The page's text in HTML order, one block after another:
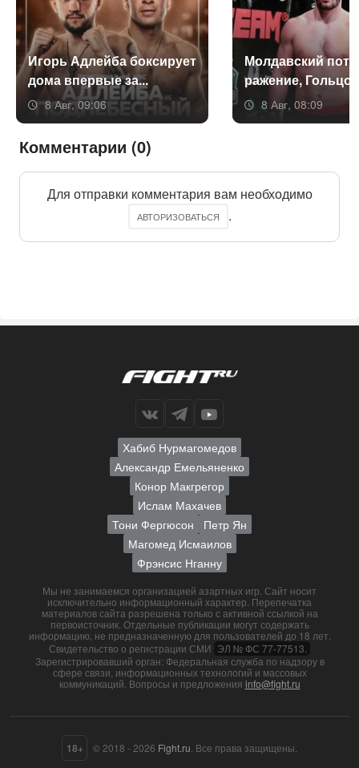
Игорь Ад­лей­ба бок­си­ру­ет
до­ма впер­вые за...
8 Авг, 09:06
Мол­давс­кий
раже­ние,
8 Авг, 08:09
Комментарии (0)
Для отправки комментария вам необходимо
АВТОРИЗОВАТЬСЯ .
Хабиб Нурмагомедов
Александр Емельяненко
Конор Макгрегор
Ислам Махачев
Тони Фергюсон
Петр Ян
Магомед Исмаилов
Фрэнсис Нганну
Мы не занимаемся организацией азартных игр. Сайт носит
исключительно информационный характер. Перепечатка
материалов сайта разрешена только с активной ссылкой на
первоисточник. Отдельные публикации могут содержать
информацию, не предназначенную для пользователей до 18 лет.
Свидетельство о регистрации СМИ ЭЛ № ФС 77-77513.
Зарегистрировавший орган: Федеральная служба по надзору в
сфере связи, информационных технологий и массовых
коммуникаций. Вопросы и предложения info@fight.ru
18+ © 2018 - 2026 Fight.ru . Все права защищены.